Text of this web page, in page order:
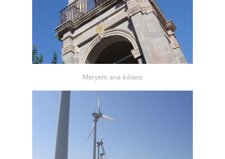
Meryem ana kilisesi